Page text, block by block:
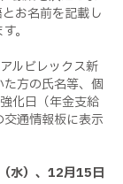
お名前を記載し
。
ルビレックス新
方の氏名等、個
化日（年金支給
通情報板に表示
水）、12月15日